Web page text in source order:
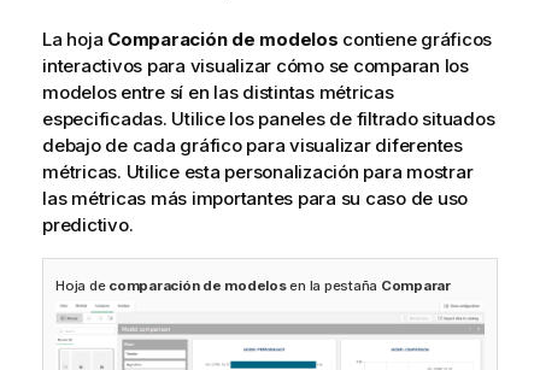
La hoja Comparación de modelos contiene gráficos
interactivos para visualizar cómo se comparan los
modelos entre sí en las distintas métricas
especificadas. Utilice los paneles de filtrado situados
debajo de cada gráfico para visualizar diferentes
métricas. Utilice esta personalización para mostrar
las métricas más importantes para su caso de uso
predictivo.
Hoja de comparación de modelosen la pestaña Comparar